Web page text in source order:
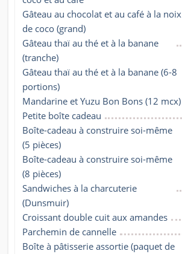
Gâteau au chocolat et au café à la noix
de coco (grand)
Gâteau thaï au thé et à la banane
(tranche)
Gâteau thaï au thé et à la banane (6-8
portions)
Mandarine et Yuzu Bon Bons (12 mcx)
Petite boîte cadeau
Boîte-cadeau à construire soi-même
(5 pièces)
Boîte-cadeau à construire soi-même
(8 pièces)
Sandwiches à la charcuterie
(Dunsmuir)
Croissant double cuit aux amandes
Parchemin de cannelle
Boîte à pâtisserie assortie (paquet de